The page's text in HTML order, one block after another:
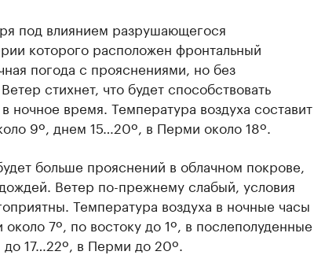
под влиянием разрушающегося
которого расположен фронтальный
погода с прояснениями, но без
стихнет, что будет способствовать
ночное время. Температура воздуха составит
9º, днем 15…20º, в Перми около 18º.
больше прояснений в облачном покрове,
Ветер по-прежнему слабый, условия
Температура воздуха в ночные часы
7º, по востоку до 1º, в послеполуденные
17…22º, в Перми до 20º.